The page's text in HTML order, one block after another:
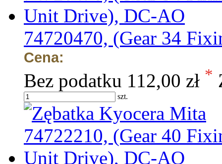
74720470, (Gear 34
Cena:
Bez podatku 112,00 zł *
szt.